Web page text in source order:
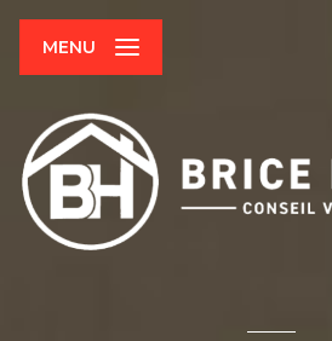
MENU